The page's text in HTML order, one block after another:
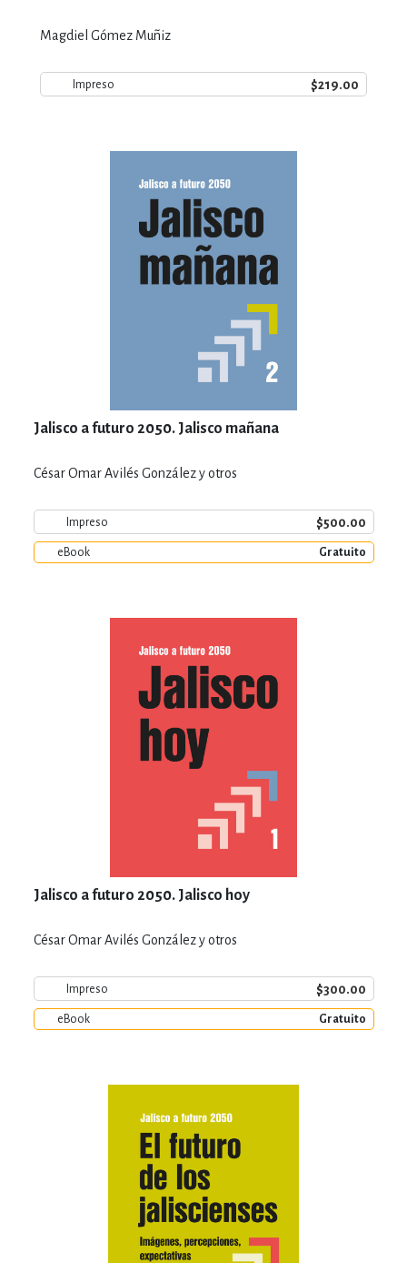
Magdiel Gómez Muñiz
Impreso $219.00
Jalisco a futuro 2050. Jalisco mañana
César Omar Avilés González y otros
Impreso $500.00
eBook Gratuito
Jalisco a futuro 2050. Jalisco hoy
César Omar Avilés González y otros
Impreso $300.00
eBook Gratuito